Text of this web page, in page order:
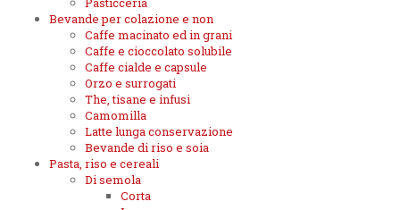
Bevande per colazione e non
Caffe macinato ed in grani
Caffe e cioccolato solubile
Caffe cialde e capsule
Orzo e surrogati
The, tisane e infusi
Camomilla
Latte lunga conservazione
Bevande di riso e soia
Pasta, riso e cereali
Di semola
Corta